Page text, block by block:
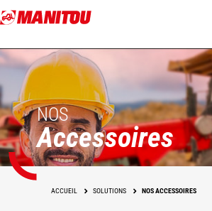
Aller
au
principal
NOS
Accessoires
ACCUEIL SOLUTIONS NOS ACCESSOIRES